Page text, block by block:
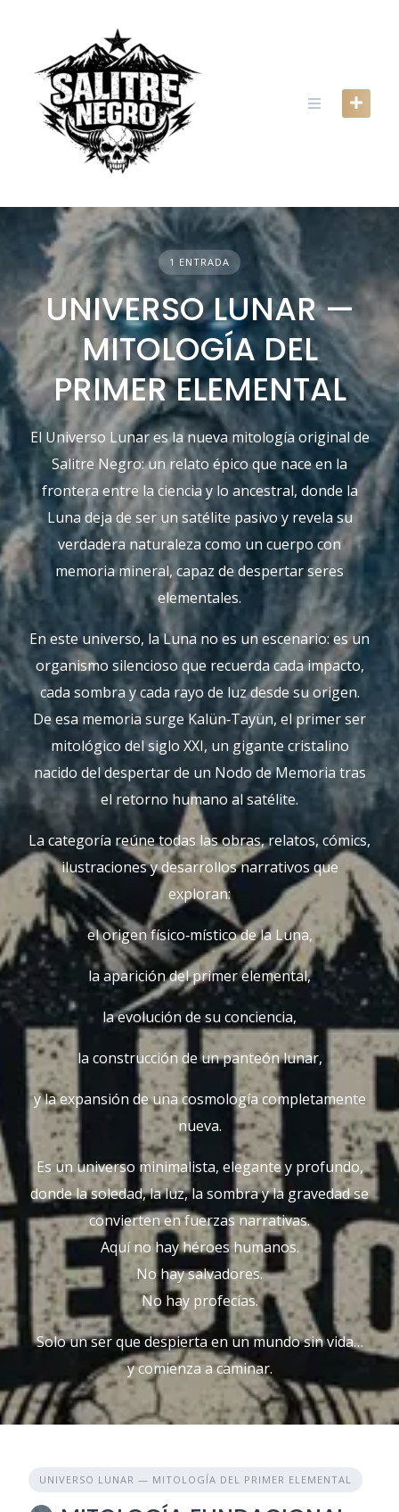
1 ENTRADA
UNIVERSO LUNAR —
MITOLOGÍA DEL
PRIMER ELEMENTAL
El Universo Lunar es la nueva mitología original de
Salitre Negro: un relato épico que nace en la
frontera entre la ciencia y lo ancestral, donde la
Luna deja de ser un satélite pasivo y revela su
verdadera naturaleza como un cuerpo con
memoria mineral, capaz de despertar seres
elementales.
En este universo, la Luna no es un escenario: es un
organismo silencioso que recuerda cada impacto,
cada sombra y cada rayo de luz desde su origen.
De esa memoria surge Kalün‑Tayün, el primer ser
mitológico del siglo XXI, un gigante cristalino
nacido del despertar de un Nodo de Memoria tras
el retorno humano al satélite.
La categoría reúne todas las obras, relatos, cómics,
ilustraciones y desarrollos narrativos que
exploran:
el origen físico‑místico de la Luna,
la aparición del primer elemental,
la evolución de su conciencia,
la construcción de un panteón lunar,
y la expansión de una cosmología completamente
nueva.
Es un universo minimalista, elegante y profundo,
donde la soledad, la luz, la sombra y la gravedad se
convierten en fuerzas narrativas.
Aquí no hay héroes humanos.
No hay salvadores.
No hay profecías.
Solo un ser que despierta en un mundo sin vida…
y comienza a caminar.
UNIVERSO LUNAR — MITOLOGÍA DEL PRIMER ELEMENTAL